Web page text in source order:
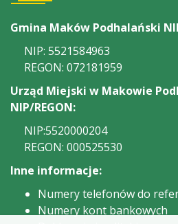
Gmina Maków Podhalański
NIP: 5521584963
REGON: 072181959
Urząd Miejski w Makowie
NIP/REGON:
NIP:5520000204
REGON: 000525530
Inne informacje:
Numery telefonów do
Numery kont bankowych